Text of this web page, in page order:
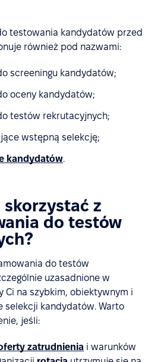
testowania kandydatów przed
również pod nazwami:
screeningu kandydatów;
oceny kandydatów;
testów rekrutacyjnych;
wstępną selekcję;
kandydatów.
z
do testów
do testów
uzasadnione w
Ci na szybkim, obiektywnym i
selekcji kandydatów. Warto
jeśli:
zatrudnienia i warunków